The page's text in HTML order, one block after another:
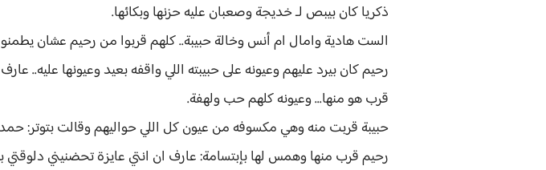
ذكريا كان بيبص لـ خديجة وصعبان عليه حزنها وبكائها.
الست هادية وامال ام أنس وخالة حبيبة.. كلهم قربوا من رحيم عشان
رحيم كان بيرد عليهم وعيونه على حبيبته اللي واقفه بعيد وعيونها
قرب هو منها... وعيونه كلهم حب ولهفة.
حبيبة قربت منه وهي مكسوفه من عيون كل اللي حواليهم وقالت بتوتر:
رحيم قرب منها وهمس لها بإبتسامة: عارف ان انتي عايزة تحضنيني